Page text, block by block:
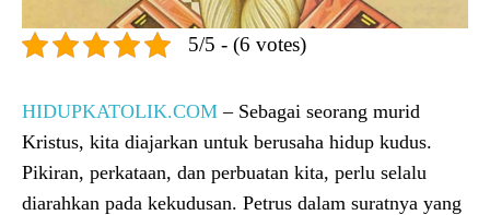
5/5 - (6 votes)
HIDUPKATOLIK.COM – Sebagai seorang murid
Kristus, kita diajarkan untuk berusaha hidup kudus.
Pikiran, perkataan, dan perbuatan kita, perlu selalu
diarahkan pada kekudusan. Petrus dalam suratnya yang